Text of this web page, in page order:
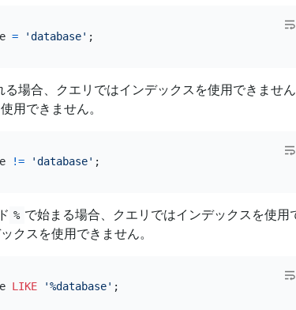
= 'database'
る場合、クエリではインデックスを使用できませ
用できません。
!= 'database'
% で始まる場合、クエリではインデックスを使用
クスを使用できません。
LIKE '%database'